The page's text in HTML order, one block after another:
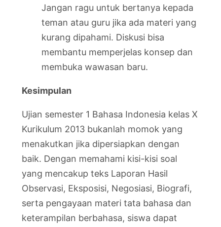
Jangan ragu untuk bertanya kepada
teman atau guru jika ada materi yang
kurang dipahami. Diskusi bisa
membantu memperjelas konsep dan
membuka wawasan baru.
Kesimpulan
Ujian semester 1 Bahasa Indonesia kelas X
Kurikulum 2013 bukanlah momok yang
menakutkan jika dipersiapkan dengan
baik. Dengan memahami kisi-kisi soal
yang mencakup teks Laporan Hasil
Observasi, Eksposisi, Negosiasi, Biografi,
serta pengayaan materi tata bahasa dan
keterampilan berbahasa, siswa dapat